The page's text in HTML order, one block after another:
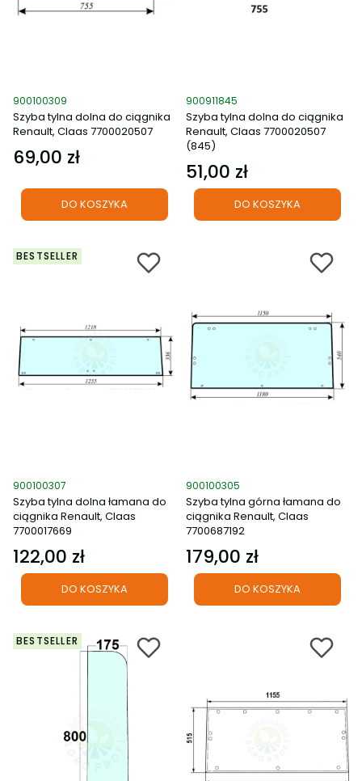
Kod produktu
900100309
Szyba tylna dolna do ciągnika
Renault, Claas 7700020507
Cena
69,00 zł
DO KOSZYKA
Kod produktu
900911845
Szyba tylna dolna do ciągnika
Renault, Claas 7700020507
(845)
Cena
51,00 zł
DO KOSZYKA
BESTSELLER
Kod produktu
900100307
Szyba tylna dolna łamana do
ciągnika Renault, Claas
7700017669
Cena
122,00 zł
DO KOSZYKA
Kod produktu
900100305
Szyba tylna górna łamana do
ciągnika Renault, Claas
7700687192
Cena
179,00 zł
DO KOSZYKA
BESTSELLER